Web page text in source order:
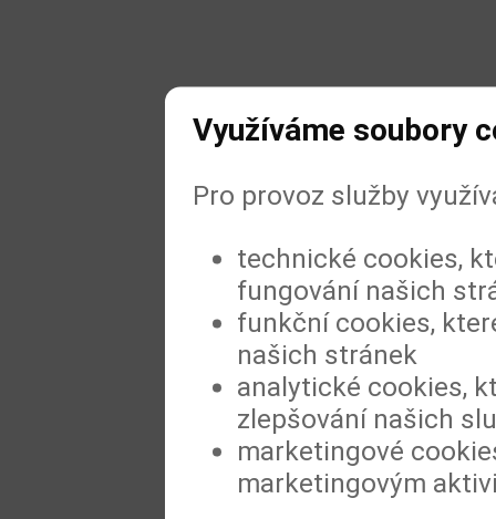
Využíváme soubory
Pro provoz služby
technické cookies,
fungování našich
funkční cookies,
našich stránek
analytické cookies,
zlepšování našich
marketingové
marketingovým